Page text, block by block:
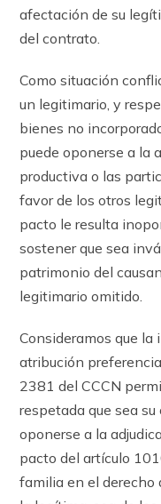
afectación de su
del contrato.
Como situación
un legitimario, y
bienes no
puede oponerse a la
productiva o las
favor de los otros
pacto le resulta
sostener que sea
patrimonio del
legitimario omitido.
Consideramos que la
atribución
2381 del CCCN
respetada que sea
oponerse a la
pacto del ar­tícu­lo
familia en el derecho